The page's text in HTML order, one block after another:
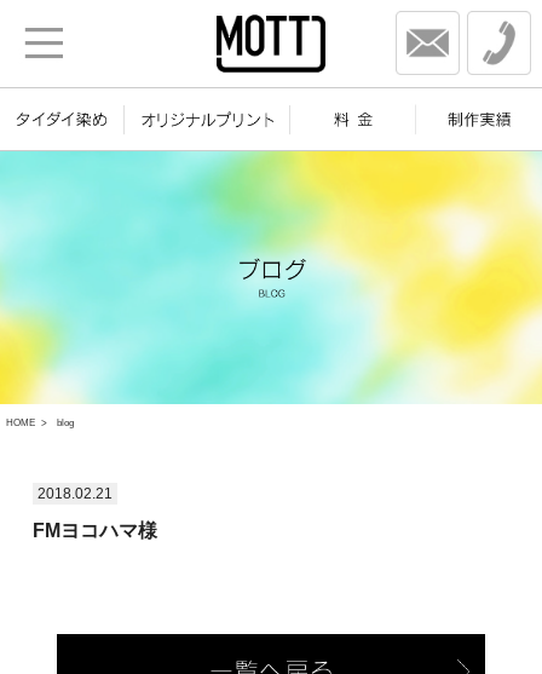
HOME blog
2018.02.21
FMヨコハマ様